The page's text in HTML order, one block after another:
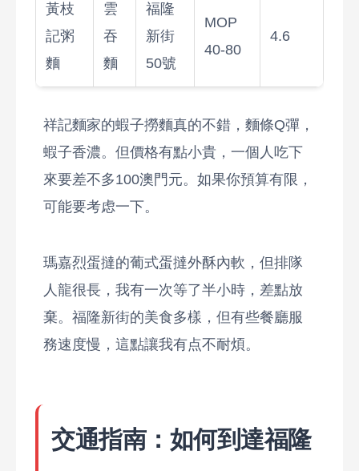
黃枝
記粥
麵
雲
吞
麵
福隆
新街
50號
MOP
40-80
4.6
祥記麵家的蝦子撈麵真的不錯，麵條Q彈，
蝦子香濃。但價格有點小貴，一個人吃下
來要差不多100澳門元。如果你預算有限，
可能要考虑一下。
瑪嘉烈蛋撻的葡式蛋撻外酥內軟，但排隊
人龍很長，我有一次等了半小時，差點放
棄。福隆新街的美食多樣，但有些餐廳服
務速度慢，這點讓我有点不耐煩。
交通指南：如何到達福隆